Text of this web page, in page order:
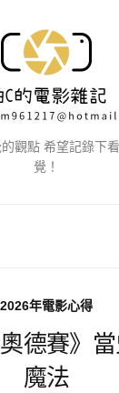
觀點 希望記錄下
覺！
2026年電影心得
德賽》
魔法